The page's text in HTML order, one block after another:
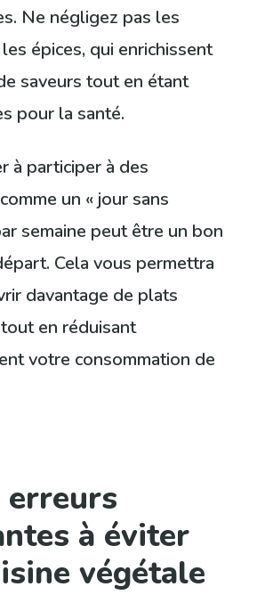
Ne négligez pas les
épices, qui enrichissent
saveurs tout en étant
pour la santé.
à participer à des
un « jour sans
semaine peut être un bon
Cela vous permettra
davantage de plats
en réduisant
votre consommation de
erreurs
à éviter
végétale